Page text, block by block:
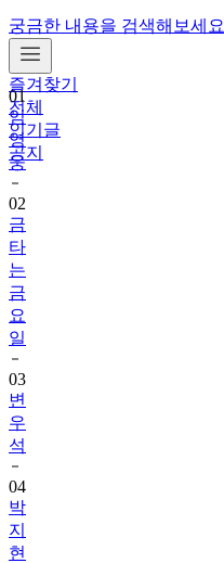
궁금한 내용을 검색해보세요
즐겨찾기
전체
인기글
공지
01
임
영
웅
02
금
타
는
금
요
일
03
변
우
석
04
박
지
현
05